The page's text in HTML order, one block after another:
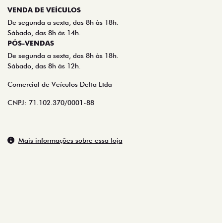
VENDA DE VEÍCULOS
De segunda a sexta, das 8h às 18h.
Sábado, das 8h às 14h.
PÓS-VENDAS
De segunda a sexta, das 8h às 18h.
Sábado, das 8h às 12h.
Comercial de Veículos Delta Ltda
CNPJ: 71.102.370/0001-88
Mais informações sobre essa loja